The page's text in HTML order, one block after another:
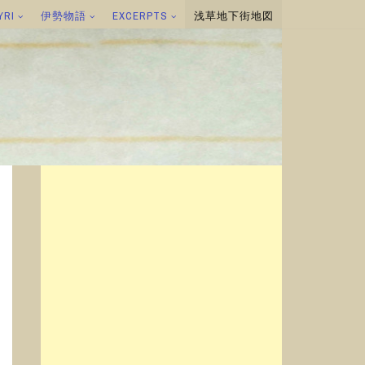
伊勢物語 EXCERPTS 浅草地下街地図